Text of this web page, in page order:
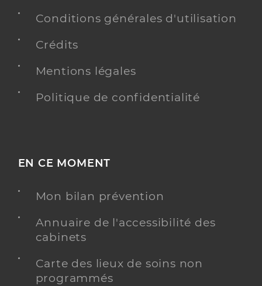
Conditions générales d'utilisation
Crédits
Mentions légales
Politique de confidentialité
EN CE MOMENT
Mon bilan prévention
Annuaire de l'accessibilité des
cabinets
Carte des lieux de soins non
programmés